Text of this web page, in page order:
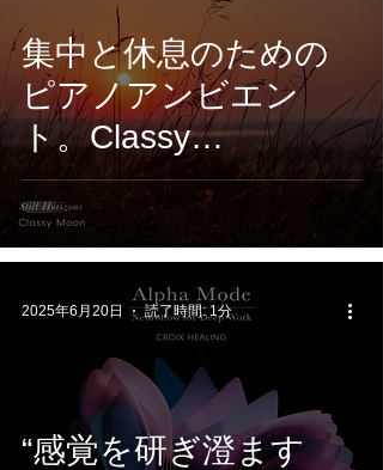
集中と休息のための
ピアノアンビエン
ト。Classy
Moon『Still
Horizons』2月6日配信
開始
“感覚を研ぎ澄ます
2025年6月20日 読了時間: 1分